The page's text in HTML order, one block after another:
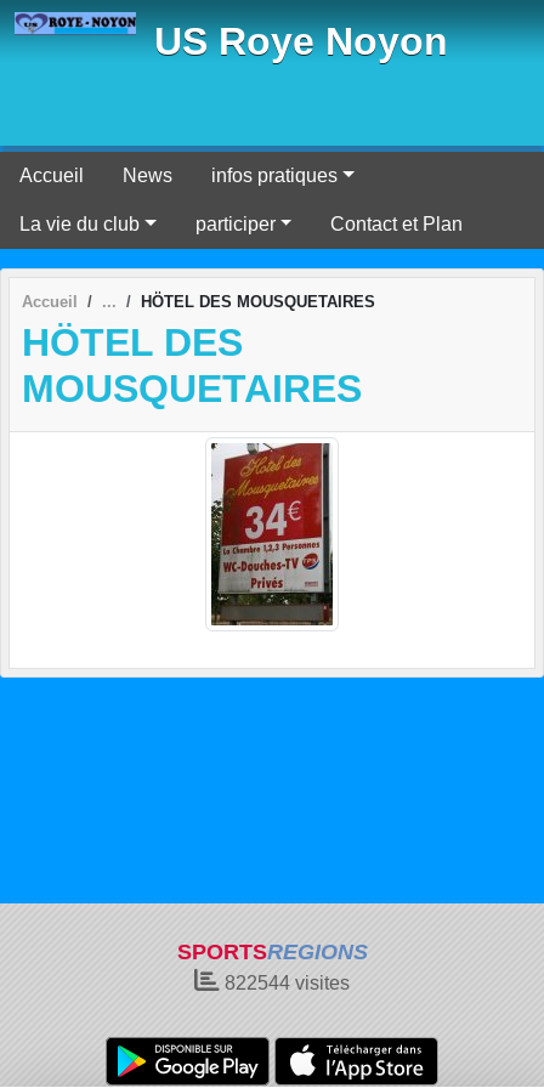
US Roye Noyon
Accueil News infos pratiques
La vie du club participer Contact et Plan
Accueil HÖTEL DES MOUSQUETAIRES
HÖTEL DES
MOUSQUETAIRES
SPORTSREGIONS
822544 visites
Panneau de gestion des cookies